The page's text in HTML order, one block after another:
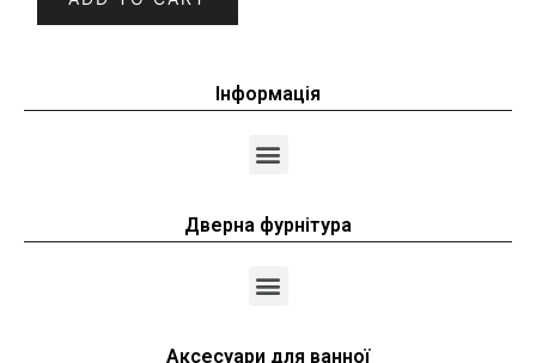
Інформація
Дверна фурнітура
Аксесуари для ванної